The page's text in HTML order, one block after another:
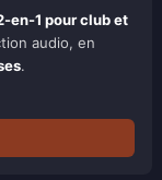
en-1 pour club et
audio, en
.